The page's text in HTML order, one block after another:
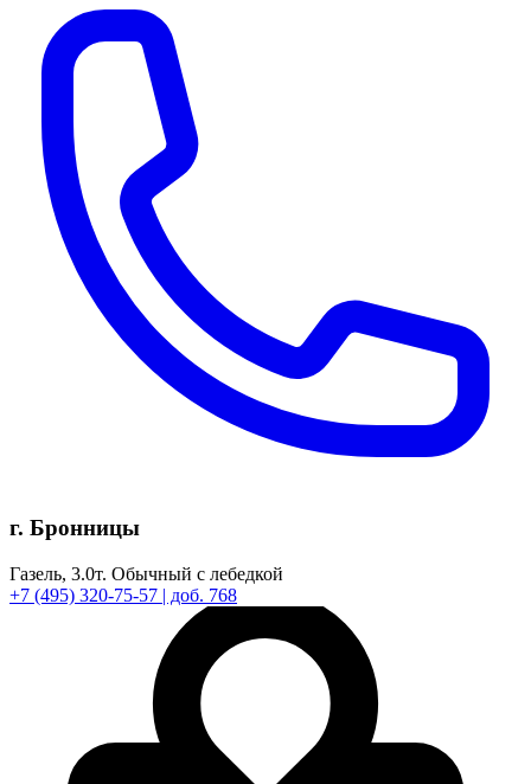
г. Бронницы
Газель, 3.0т. Обычный с лебедкой
+7 (495) 320-75-57 | доб. 768